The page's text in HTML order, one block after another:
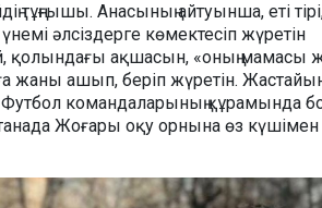
тұңғышы. Анасының айтуынша, еті
әлсіздерге көмектесіп жүретін
қолындағы ақшасын, «оның мамасы
жаны ашып, беріп жүретін.
командаларының құрамында
Жоғары оқу орнына өз күшімен